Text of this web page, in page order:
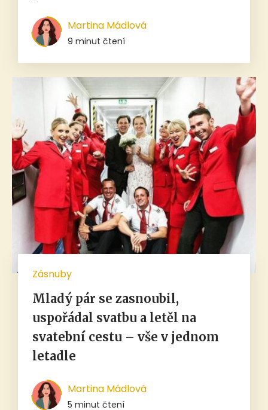
Martina Mádlová
9 minut čtení
Zásnuby
Mladý pár se zasnoubil,
uspořádal svatbu a letěl na
svatební cestu – vše v jednom
letadle
Martina Mádlová
5 minut čtení